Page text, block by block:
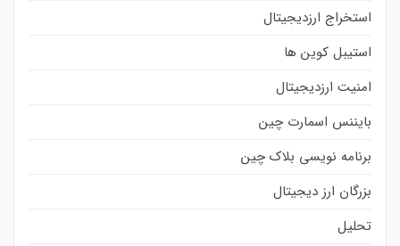
استخراج ارزدیجیتال
استیبل کوین ها
امنیت ارزدیجیتال
بایننس اسمارت چین
برنامه نویسی بلاک چین
بزرگان ارز دیجیتال
تحلیل